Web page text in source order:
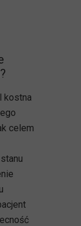
kostna
celem